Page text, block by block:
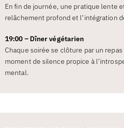
En fin de journée, une pratique lente
relâchement profond et l’intégration
19:00 – Dîner végétarien
Chaque soirée se clôture par un
moment de silence propice à
mental.